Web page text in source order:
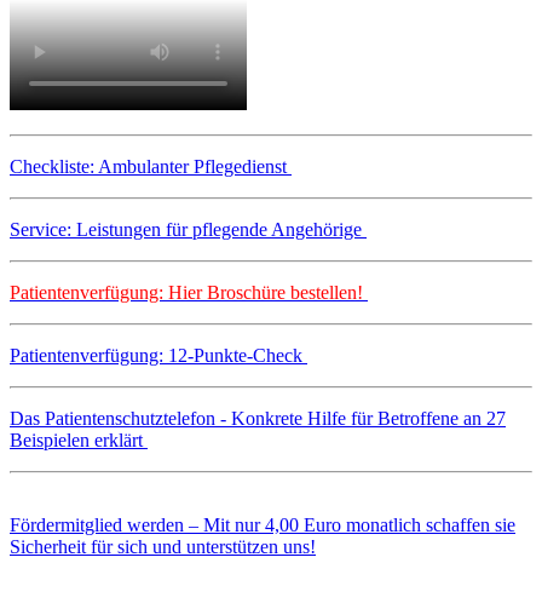
Checkliste: Ambulanter Pflegedienst
Service: Leistungen für pflegende Angehörige
Patientenverfügung: Hier Broschüre bestellen!
Patientenverfügung: 12-Punkte-Check
Das Patientenschutztelefon - Konkrete Hilfe für Betroffene an 27
Beispielen erklärt
Fördermitglied werden – Mit nur 4,00 Euro monatlich schaffen sie
Sicherheit für sich und unterstützen uns!